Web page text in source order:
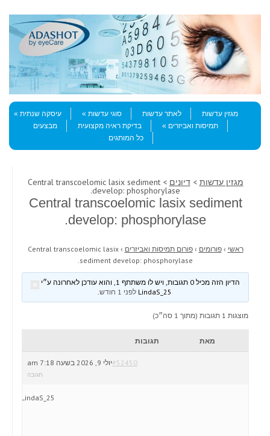
Menu
Skip to content
מגזין עדשות
לאתר עדשות סוגי עדשות
עיסקה שנתית
תמיסות ואביזרים
בדיקת ראיה מקצועית
מבצעים
כל המותגים
מגזין עדשות >דיונים > Central transcoelomic lasix sediment
develop: phosphorylase.
Central transcoelomic lasix sediment
develop: phosphorylase.
ראשי › פורומים › פורום תמיסות ואביזרים ›
Central transcoelomic lasix
sediment develop: phosphorylase.
הדיון הזה מכיל 0 תגובות, ויש לו משתתף 1, והוא עודכן לאחרונה ע״י
לפני 1 חודש .
מוצגות 1 תגובות (מתוך 1 סה״כ)
מאת תגובות
יולי 9, 2026 בשעה 7:18 am#52450
תגובה
LindaS_25